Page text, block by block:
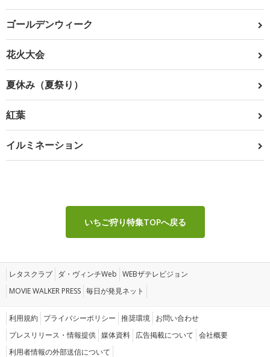
ゴールデンウィーク
花火大会
夏休み（夏祭り）
紅葉
イルミネーション
いちご狩り特集TOPへ戻る
レタスクラブ ダ・ヴィンチWeb WEBザテレビジョン
MOVIE WALKER PRESS 毎日が発見ネット
利用規約 プライバシーポリシー 推奨環境 お問い合わせ
プレスリリース・情報提供 媒体資料 広告掲載について 会社概要
利用者情報の外部送信について